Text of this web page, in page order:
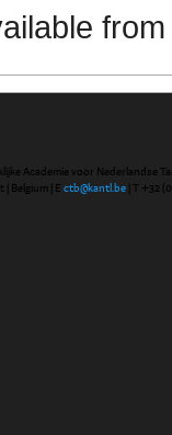
Academie voor Nederlandse
Belgium | E ctb@kantl.be | T +32